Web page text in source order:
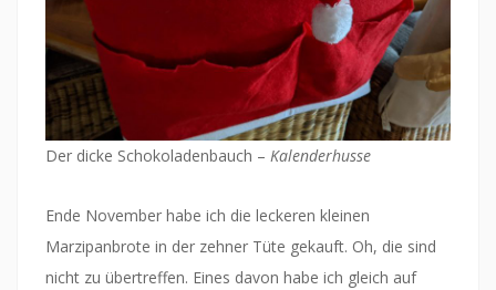
Der dicke Schokoladenbauch – Kalenderhusse
Ende November habe ich die leckeren kleinen
Marzipanbrote in der zehner Tüte gekauft. Oh, die sind
nicht zu übertreffen. Eines davon habe ich gleich auf